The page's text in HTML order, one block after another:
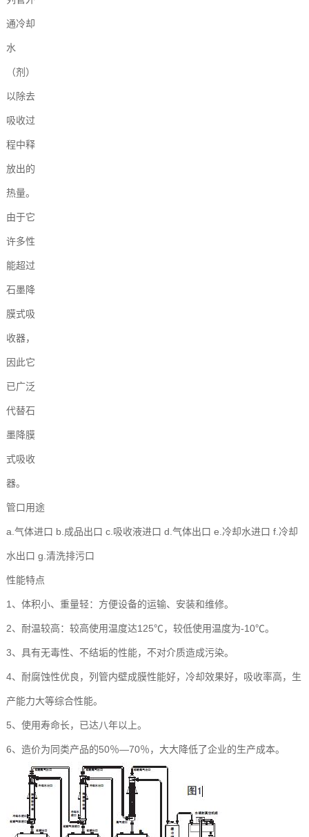
通冷却
水
（剂）
以除去
吸收过
程中释
放出的
热量。
由于它
许多性
能超过
石墨降
膜式吸
收器，
因此它
已广泛
代替石
墨降膜
式吸收
器。
管口用途
a.气体进口 b.成品出口 c.吸收液进口 d.气体出口 e.冷却水进口 f.冷却
水出口 g.清洗排污口
性能特点
1、体积小、重量轻：方便设备的运输、安装和维修。
2、耐温较高：较高使用温度达125℃，较低使用温度为-10℃。
3、具有无毒性、不结垢的性能，不对介质造成污染。
4、耐腐蚀性优良，列管内壁成膜性能好，冷却效果好，吸收率高，生
产能力大等综合性能。
5、使用寿命长，已达八年以上。
6、造价为同类产品的50％—70％，大大降低了企业的生产成本。